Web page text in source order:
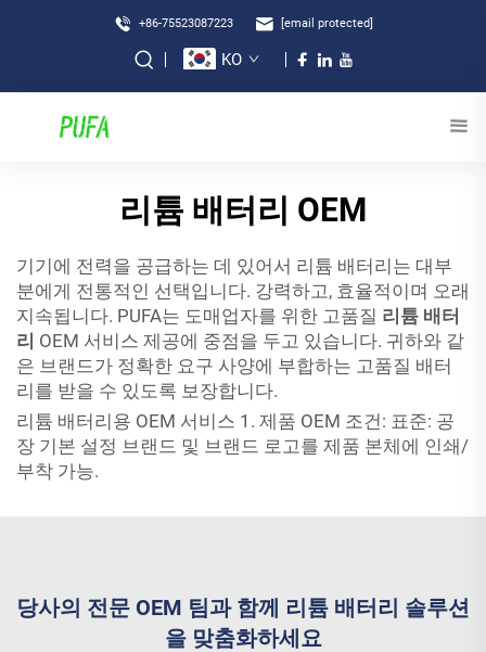
+86-75523087223 [email protected]
KO
리튬 배터리 OEM
기기에 전력을 공급하는 데 있어서 리튬 배터리는 대부
분에게 전통적인 선택입니다. 강력하고, 효율적이며 오래
지속됩니다. PUFA는 도매업자를 위한 고품질 리튬 배터
리 OEM 서비스 제공에 중점을 두고 있습니다. 귀하와 같
은 브랜드가 정확한 요구 사양에 부합하는 고품질 배터
리를 받을 수 있도록 보장합니다.
리튬 배터리용 OEM 서비스 1. 제품 OEM 조건: 표준: 공
장 기본 설정 브랜드 및 브랜드 로고를 제품 본체에 인쇄/
부착 가능.
당사의 전문 OEM 팀과 함께 리튬 배터리 솔루션
을 맞춤화하세요